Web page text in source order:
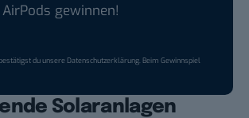
gewinnen!
du unsereDatenschutzerklärung. Beim Gewinnspiel
Solaranlagen